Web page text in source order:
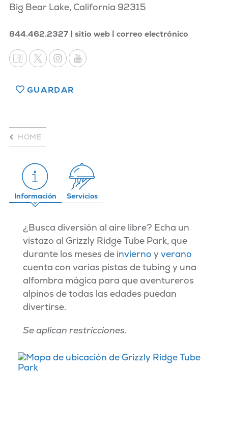
Big Bear Lake, California 92315
844.462.2327 sitio web correo electrónico
GUARDAR
HOME
Información Servicios
¿Busca diversión al aire libre? Echa un
vistazo al Grizzly Ridge Tube Park, que
durante los meses de invierno yverano
cuenta con varias pistas de tubing y una
alfombra mágica para que aventureros
alpinos de todas las edades puedan
divertirse.
Se aplican restricciones.